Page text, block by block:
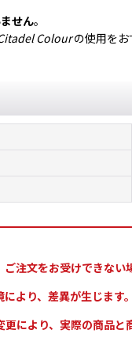
せん。
Colourの使用をお
注文をお受けできない
より、差異が生じます。
により、実際の商品と